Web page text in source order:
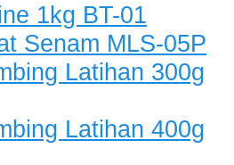
1kg BT-01
Senam MLS-05P
Latihan 300g
Latihan 400g